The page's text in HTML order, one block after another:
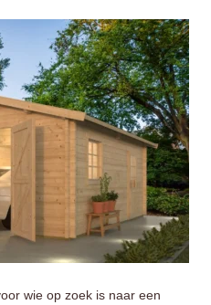
wie op zoek is naar een